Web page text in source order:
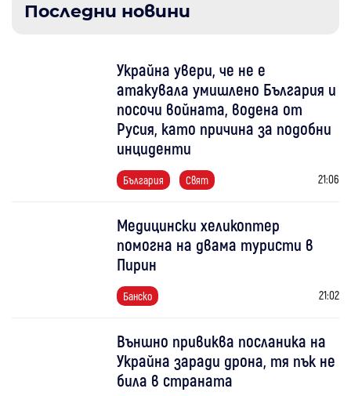
Последни новини
Украйна увери, че не е
атакувала умишлено България и
посочи войната, водена от
Русия, като причина за подобни
инциденти
България Свят 21:06
Медицински хеликоптер
помогна на двама туристи в
Пирин
Банско 21:02
Външно привиква посланика на
Украйна заради дрона, тя пък не
била в страната